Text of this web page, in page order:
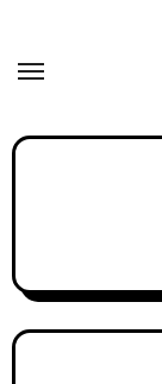
content